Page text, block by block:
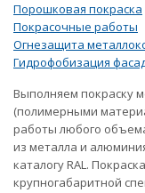
Порошковая покраска
Покрасочные работы
Огнезащита
Гидрофобизация
Выполняем покраску
(полимерными
работы любого
из металла и
каталогу RAL.
крупногабаритной